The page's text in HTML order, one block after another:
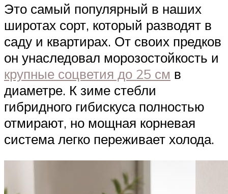
Это самый популярный в наших
широтах сорт, который разводят в
саду и квартирах. От своих предков
он унаследовал морозостойкость и
крупные соцветия до 25 см в
диаметре. К зиме стебли
гибридного гибискуса полностью
отмирают, но мощная корневая
система легко переживает холода.